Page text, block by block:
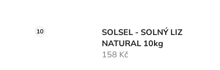
SOLSEL - SOLNÝ LIZ
NATURAL 10kg
158 Kč